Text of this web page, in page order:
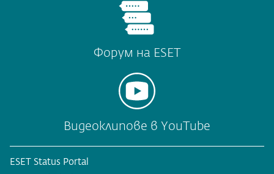
Форум на ESET
Видеоклипове в YouTube
ESET Status Portal